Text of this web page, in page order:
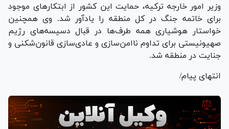
وزیر امور خارجه ترکیه، حمایت این کشور از ابتکارهای موجود
برای خاتمه جنگ در کل منطقه را یادآور شد. وی همچنین
خواستار هوشیاری همه طرف‌ها در قبال دسیسه‌های رژیم
صهیونیستی برای تداوم ناامن‌سازی و عادی‌سازی قانون‌شکنی و
جنایت در منطقه شد.
انتهای پیام/